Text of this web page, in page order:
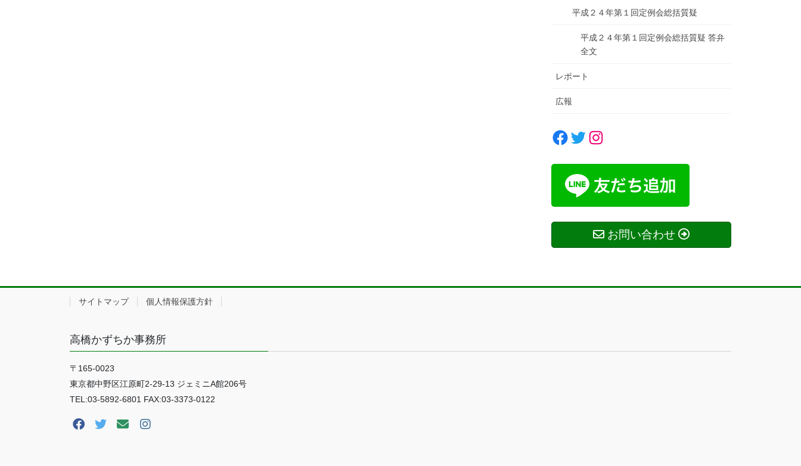
平成２４年第１回定例会総括質疑
平成２４年第１回定例会総括質疑 答弁
全文
レポート
広報
Facebook
TwitterInstagram
お問い合わせ
サイトマップ 個人情報保護方針
高橋かずちか事務所
〒165-0023
東京都中野区江原町2-29-13 ジェミニA館206号
TEL:03-5892-6801 FAX:03-3373-0122